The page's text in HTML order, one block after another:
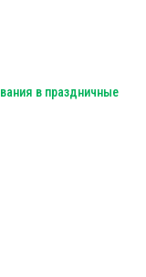
в праздничные